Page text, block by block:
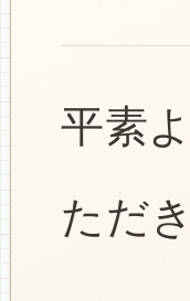
平素
ただ